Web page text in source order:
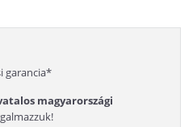
garancia*
magyarországi